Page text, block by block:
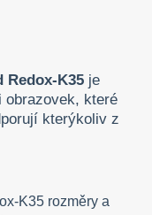
Redox-K35 je
obrazovek, které
kterýkoliv z